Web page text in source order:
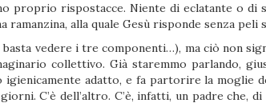
proprio rispostacce. Niente di eclatante o di
alla quale Gesù risponde senza peli
basta vedere i tre componenti…), ma ciò non
collettivo. Già staremmo parlando,
adatto, e fa partorire la moglie
C’è dell’altro. C’è, infatti, un padre che,